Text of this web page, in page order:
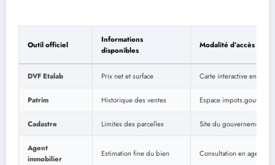
Outil officiel
Informations
disponibles
Modalité d’accès
DVF Etalab Prix net et surface Carte interactive en ligne
Patrim Historique des ventes Espace impots.gouv.fr
Cadastre Limites des parcelles Site du gouvernement
Agent
immobilier
Estimation fine du bien Consultation en agence